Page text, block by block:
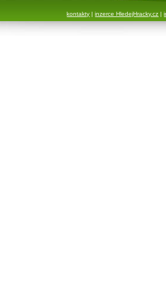
kontakty |inzerce HledejHracky.cz |